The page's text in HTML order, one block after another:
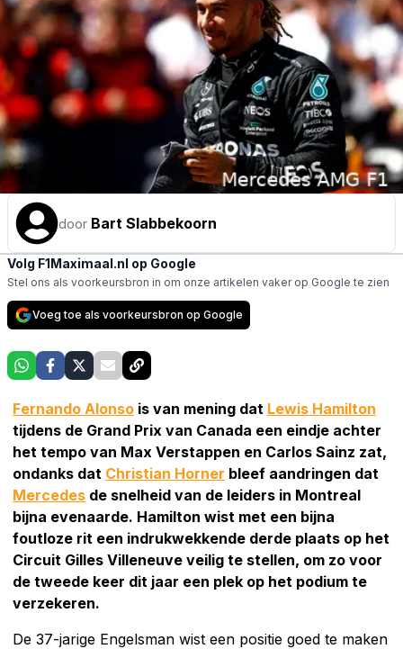
door Bart Slabbekoorn
Volg F1Maximaal.nl op Google
Stel ons als voorkeursbron in om onze artikelen vaker op Google te zien
Voeg toe als voorkeursbron op Google
Fernando Alonso is van mening dat Lewis Hamilton
tijdens de Grand Prix van Canada een eindje achter
het tempo van Max Verstappen en Carlos Sainz zat,
ondanks dat Christian Horner bleef aandringen dat
Mercedes de snelheid van de leiders in Montreal
bijna evenaarde. Hamilton wist met een bijna
foutloze rit een indrukwekkende derde plaats op het
Circuit Gilles Villeneuve veilig te stellen, om zo voor
de tweede keer dit jaar een plek op het podium te
verzekeren.
De 37-jarige Engelsman wist een positie goed te maken